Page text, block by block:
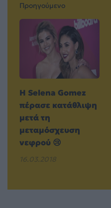
Προηγούμενο
Η Selena Gomez
πέρασε κατάθλιψη
μετά τη
μεταμόσχευση
νεφρού 😢
16.03.2018